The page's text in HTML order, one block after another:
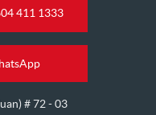
411 1333
# 72 - 03